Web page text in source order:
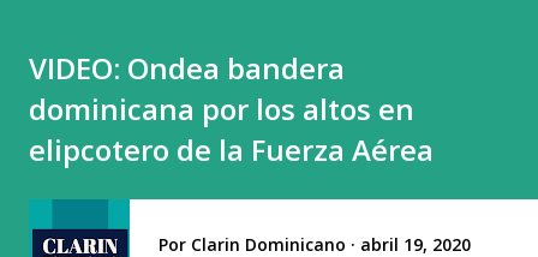
VIDEO: Ondea bandera
dominicana por los altos en
elipcotero de la Fuerza Aérea
Por Clarin Dominicano abril 19, 2020